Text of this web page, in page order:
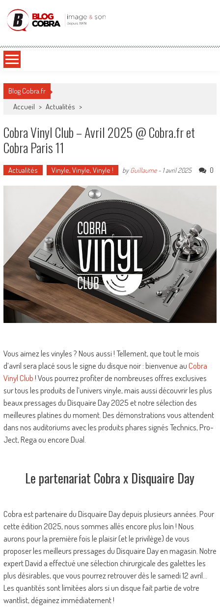
Blog Cobra
Blog Cobra.fr
Accueil > Actualités >
Cobra Vinyl Club – Avril 2025 @ Cobra.fr et
Cobra Paris 11
Actualités Vinyle, Vinyle, Vinyle ! byGuillaume- 1 avril 2025 0
Vous aimez les vinyles ? Nous aussi ! Tellement, que tout le mois
d’avril sera placé sous le signe du disque noir : bienvenue auCobra
Vinyl Club! Vous pourrez profiter de nombreuses offres exclusives
sur tous les produits de l’univers vinyle, mais aussi découvrir les plus
beaux pressages du Disquaire Day 2025 et notre sélection des
meilleures platines du moment. Des démonstrations vous attendent
dans nos auditoriums avec les produits phares signés Technics, Pro-
Ject, Rega ou encore Dual.
Le partenariat Cobra x Disquaire Day
Cobra est partenaire du Disquaire Day depuis plusieurs années. Pour
cette édition 2025, nous sommes allés encore plus loin ! Nous
aurons pour la première fois le plaisir (et le privilège) de vous
proposer les meilleurs pressages du Disquaire Day en magasin. Notre
expert David a effectué une sélection chirurgicale des galettes les
plus désirables, que vous pourrez retrouver dès le samedi 12 avril…
Les quantités sont limitées alors si un disque fait partie de votre
wantlist, dégainez immédiatement !